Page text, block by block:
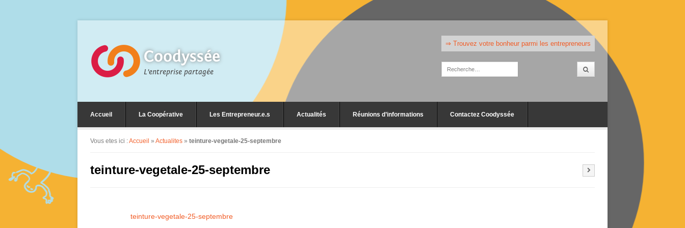
Coodyssée
L'entreprise partagée
⇒ Trouvez votre bonheur parmi les entrepreneurs
Accueil La Coopérative Les Entrepreneur.e.s Actualités Réunions d’informations Contactez Coodyssée
Vous etes ici :Accueil » Actualites » teinture-vegetale-25-septembre
teinture-vegetale-25-septembre
teinture-vegetale-25-septembre